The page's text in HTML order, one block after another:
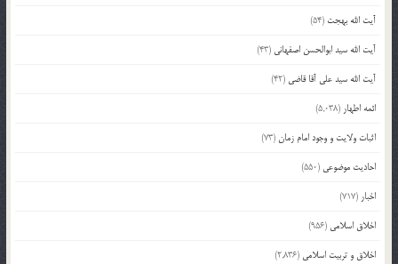
آیت الله بهجت (54)
آیت الله سید ابوالحسن اصفهانی (43)
آیت الله سید علی آقا قاضی (42)
ائمه اطهار (5,038)
اثبات ولایت و وجود امام زمان(73)
احادیث موضوعی (550)
اخبار (717)
اخلاق اسلامی (956)
اخلاق و تربیت اسلامی (2,836)